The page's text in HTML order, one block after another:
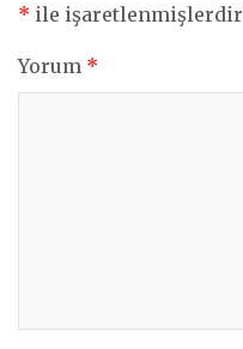
* ile işaretlenmişlerdir
Yorum *